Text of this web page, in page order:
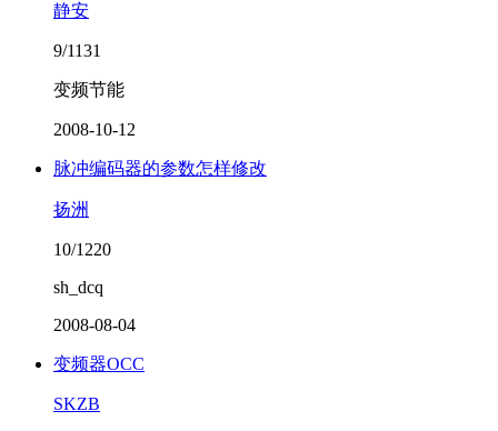
静安
9/1131
变频节能
2008-10-12
脉冲编码器的参数怎样修改
扬洲
10/1220
sh_dcq
2008-08-04
变频器OCC
SKZB